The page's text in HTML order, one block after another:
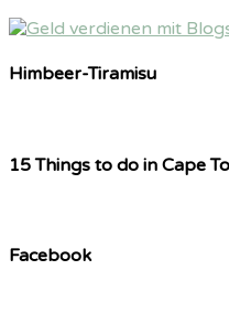
Himbeer-Tiramisu
15 Things to do in Cape
Facebook